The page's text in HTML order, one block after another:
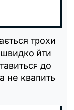
трохи
йти
до
не квапить